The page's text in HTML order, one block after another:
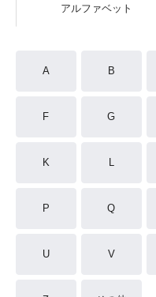
アルファベット
A B
F G
K L
P Q
U V